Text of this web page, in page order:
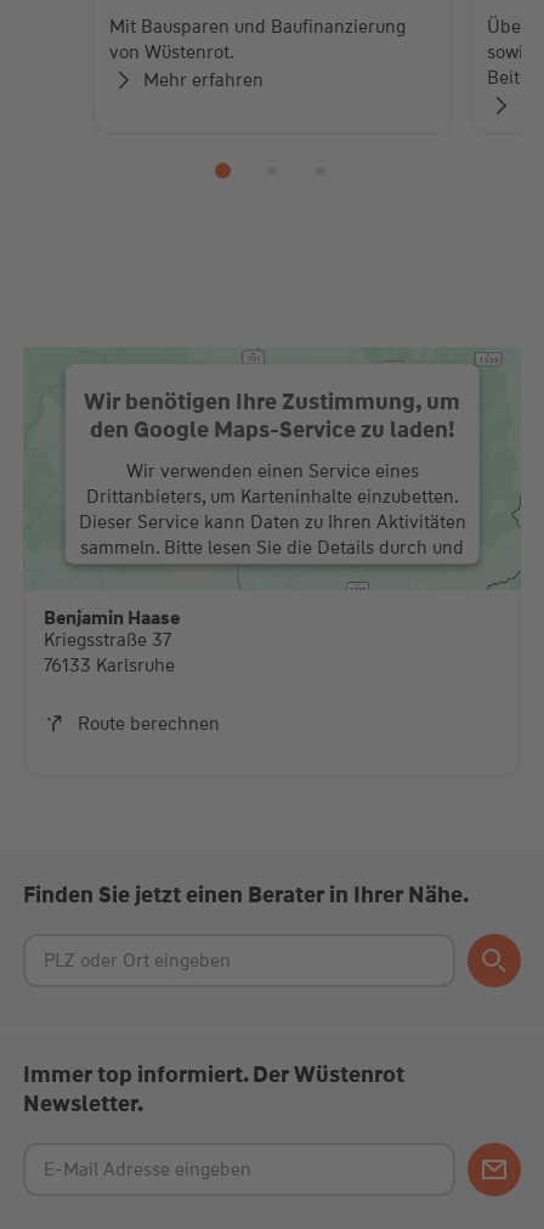
Mit Bausparen und Baufinanzierung
von Wüstenrot.
Mehr erfahren
Über
sowie
Wir benötigen Ihre Zustimmung, um
den Google Maps-Service zu laden!
Wir verwenden einen Service eines
Drittanbieters, um Karteninhalte einzubetten.
Dieser Service kann Daten zu Ihren Aktivitäten
sammeln. Bitte lesen Sie die Details durch und
stimmen Sie der Nutzung des Service zu, um
diese Karte anzuzeigen.
Benjamin Haase
Kriegsstraße 37
76133 Karlsruhe
Route berechnen
Finden Sie jetzt einen Berater in Ihrer Nähe.
Immer top informiert. Der Wüstenrot
Newsletter.